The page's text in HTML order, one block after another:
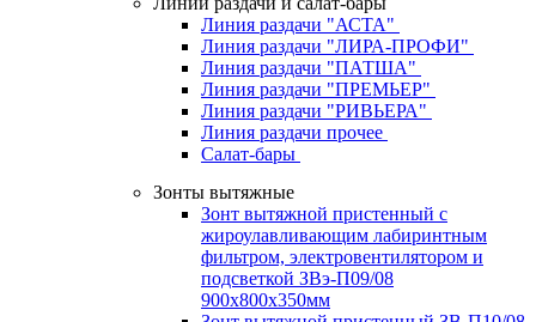
Линия раздачи "АСТА"
Линия раздачи "ЛИРА-ПРОФИ"
Линия раздачи "ПАТША"
Линия раздачи "ПРЕМЬЕР"
Линия раздачи "РИВЬЕРА"
Линия раздачи прочее
Салат-бары
Зонты вытяжные
Зонт вытяжной пристенный с
жироулавливающим лабиринтным
фильтром, электровентилятором и
подсветкой ЗВэ-П09/08
900х800х350мм